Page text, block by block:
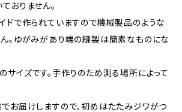
おりません。
ドで作られていますので機械製品のような
。ゆがみがあり端の縫製は簡素なものにな
サイズです。手作りのため測る場所によって
お届けしますので、初めはたたみジワがつ